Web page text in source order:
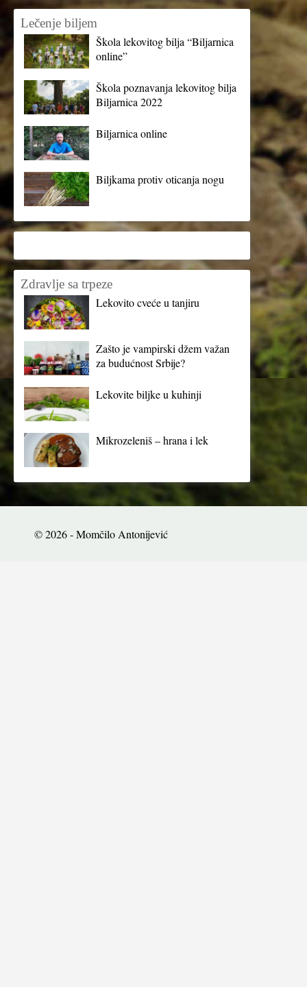
Lečenje biljem
Škola lekovitog bilja “Biljarnica
online”
Škola poznavanja lekovitog bilja
Biljarnica 2022
Biljarnica online
Biljkama protiv oticanja nogu
Zdravlje sa trpeze
Lekovito cveće u tanjiru
Zašto je vampirski džem važan
za budućnost Srbije?
Lekovite biljke u kuhinji
Mikrozeleniš – hrana i lek
© 2026 - Momčilo Antonijević